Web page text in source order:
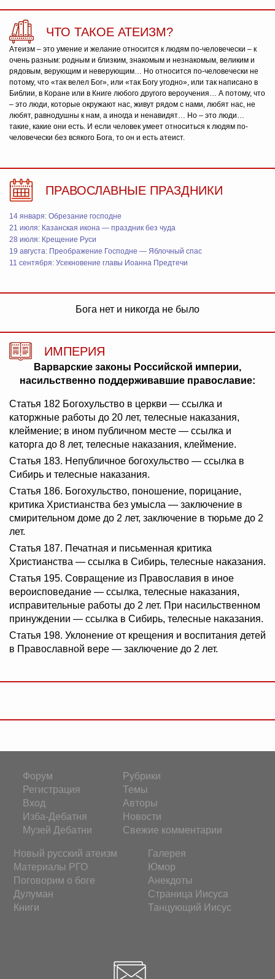
ЧТО ТАКОЕ АТЕИЗМ?
Атеизм – это умение и желание относится к людям по-человечески – к
очень разным: родным и близким, знакомым и незнакомым, великим и
рядовым, верующим и неверующим… Но относится по-человечески не
потому, что «так велел Бог», или «так Богу угодно», или так написано в
Библии, в Коране или в Книге любого другого вероучения… А потому, что
– это люди, которые окружают нас, живут рядом с нами, любят нас, не
любят, равнодушны к нам, а иногда и ненавидят… Но – это люди…
такие, какие они есть. И если человек умеет относиться к людям по-
человечески без всякого Бога, то он и есть атеист.
ПРАВОСЛАВНЫЕ ПРАЗДНИКИ
14 января: Обрезание господне
21 июля: Казанская икона — праздник без чуда
28 июля: Крещение Руси
19 августа: Преображение Господне — Яблочный спас
11 сентября: Усекновение главы Иоанна Предтечи
Бога нет и никогда не было
ИМПЕРИЯ
Варварские законы Российской империи,
насильственно поддерживавшие православие:
Статья 182 Богохульство в церкви — ссылка и
каторжные работы до 20 лет, телесные наказания,
клеймение; в ином публичном месте — ссылка и
каторга до 8 лет, телесные наказания, клеймение.
Статья 183. Непубличное богохульство — ссылка в
Сибирь и телесные наказания.
Статья 186. Богохульство, поношение, порицание,
критика Христианства без умысла — заключение в
смирительном доме до 2 лет, заключение в тюрьме до 2
лет.
Статья 187. Печатная и письменная критика
Христианства — ссылка в Сибирь, телесные наказания.
Статья 195. Совращение из Православия в иное
вероисповедание — ссылка, телесные наказания,
исправительные работы до 2 лет. При насильственном
принуждении — ссылка в Сибирь, телесные наказания.
Статья 198. Уклонение от крещения и воспитания детей
в Православной вере — заключение до 2 лет.
Форум
Регистрация
Вход
Изба-Дебатня
Музей Дебатни
Рубрики
Темы
Авторы
Новости
Свежие комментарии
Новый русский атеизм
Материалы РГО
Поговорим о боге
Дулуман
Книги
Галерея
Юмор
Анекдоты
Страница Иисуса
Танцующий Иисус